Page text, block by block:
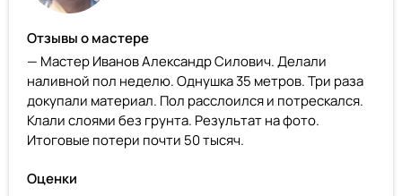
Отзывы о мастере
— Мастер Иванов Александр Силович. Делали
наливной пол неделю. Однушка 35 метров. Три раза
докупали материал. Пол расслоился и потрескался.
Клали слоями без грунта. Результат на фото.
Итоговые потери почти 50 тысяч.
Оценки